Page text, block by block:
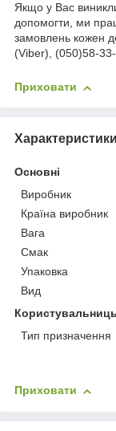
Якщо у Вас
допомогти, ми
замовлень кожен
(Viber), (050)58-
Приховати
Характеристики
Основні
Виробник
Країна виробник
Вага
Смак
Упаковка
Вид
Тип призначення
Приховати